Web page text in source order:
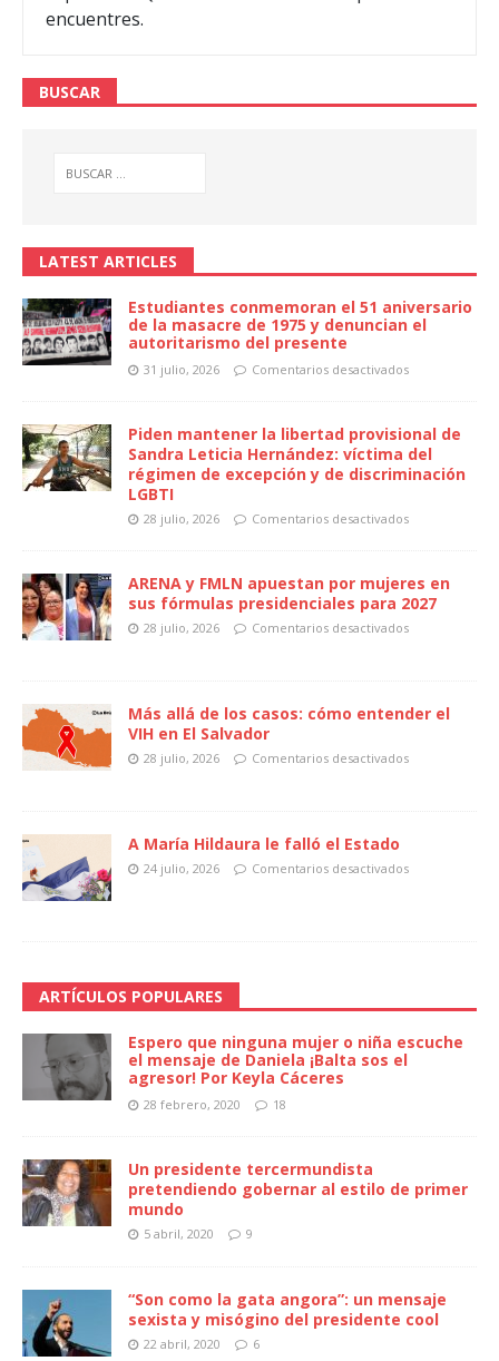
encuentres.
BUSCAR
LATEST ARTICLES
Estudiantes conmemoran el 51 aniversario
de la masacre de 1975 y denuncian el
autoritarismo del presente
31 julio, 2026 Comentarios desactivados
Piden mantener la libertad provisional de
Sandra Leticia Hernández: víctima del
régimen de excepción y de discriminación
LGBTI
28 julio, 2026 Comentarios desactivados
ARENA y FMLN apuestan por mujeres en
sus fórmulas presidenciales para 2027
28 julio, 2026 Comentarios desactivados
Más allá de los casos: cómo entender el
VIH en El Salvador
28 julio, 2026 Comentarios desactivados
A María Hildaura le falló el Estado
24 julio, 2026 Comentarios desactivados
ARTÍCULOS POPULARES
Espero que ninguna mujer o niña escuche
el mensaje de Daniela ¡Balta sos el
agresor! Por Keyla Cáceres
28 febrero, 2020 18
Un presidente tercermundista
pretendiendo gobernar al estilo de primer
mundo
5 abril, 2020 9
“Son como la gata angora”: un mensaje
sexista y misógino del presidente cool
22 abril, 2020 6